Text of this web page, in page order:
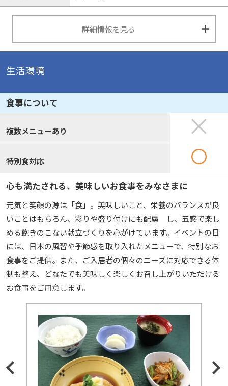
詳細情報を見る
生活環境
食事について
複数メニューあり
特別食対応
心も満たされる、美味しいお食事をみなさまに
元気と笑顔の源は「食」。美味しいこと、栄養のバランスが良
いことはもちろん、彩りや盛り付けにも配慮 し、五感で楽し
める飽きのこない献立づくりを心がけています。イベントの日
には、日本の風習や季節感を取り入れたメニューで、特別なお
食事をご提供。また、ご入居者の個々のニーズに対応できる体
制も整え、どなたでも美味しく楽しくお召し上がりいただける
お食事をご用意します。